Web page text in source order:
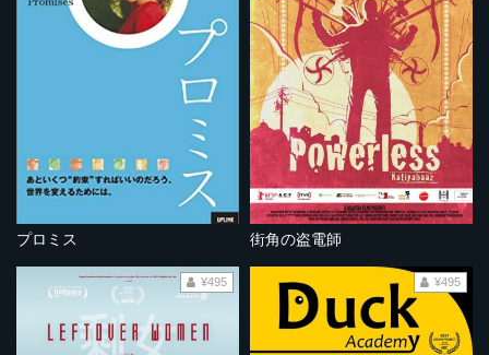
プロミス 街角の盗電師
¥495 ¥495